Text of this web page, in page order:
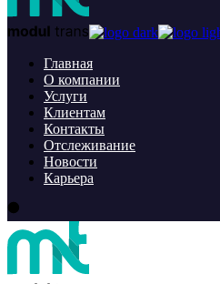
Главная
О компании
Услуги
Клиентам
Контакты
Отслеживание
Новости
Карьера